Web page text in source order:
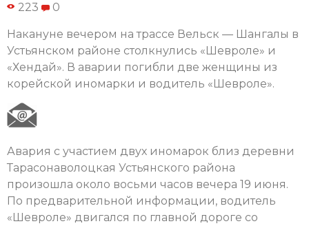
223 0
Накануне вечером на трассе Вельск — Шангалы в
Устьянском районе столкнулись «Шевроле» и
«Хендай». В аварии погибли две женщины из
корейской иномарки и водитель «Шевроле».
Авария с участием двух иномарок близ деревни
Тарасонаволоцкая Устьянского района
произошла около восьми часов вечера 19 июня.
По предварительной информации, водитель
«Шевроле» двигался по главной дороге со